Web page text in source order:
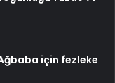
için fezleke